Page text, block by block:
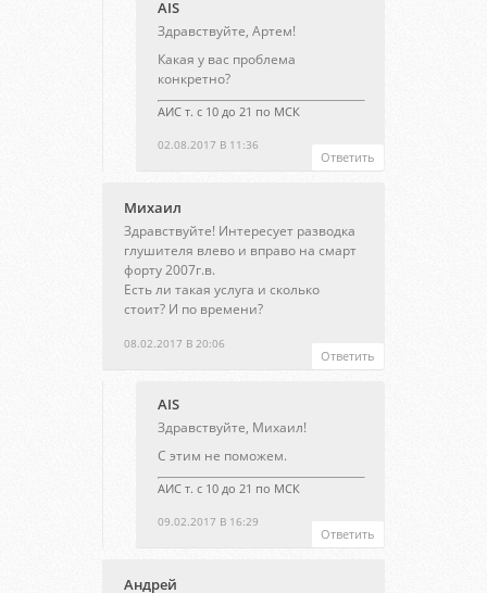
AIS
02.08.2017 В 11:36
Здравствуйте, Артем!
Какая у вас проблема
конкретно?
АИС т. с 10 до 21 по МСК
Ответить
Михаил
08.02.2017 В 20:06
Здравствуйте! Интересует разводка
глушителя влево и вправо на смарт
форту 2007г.в.
Есть ли такая услуга и сколько
стоит? И по времени?
Ответить
AIS
09.02.2017 В 16:29
Здравствуйте, Михаил!
С этим не поможем.
АИС т. с 10 до 21 по МСК
Ответить
Андрей